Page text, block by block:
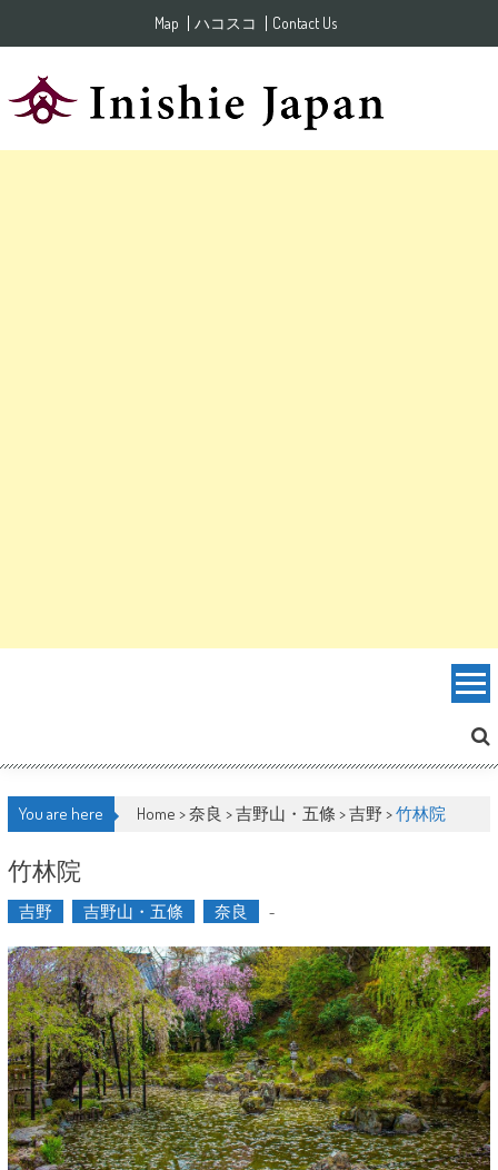
Map ハコスコ Contact Us
You are here Home >奈良 >吉野山・五條 >吉野>竹林院
竹林院
吉野 吉野山・五條 奈良 -